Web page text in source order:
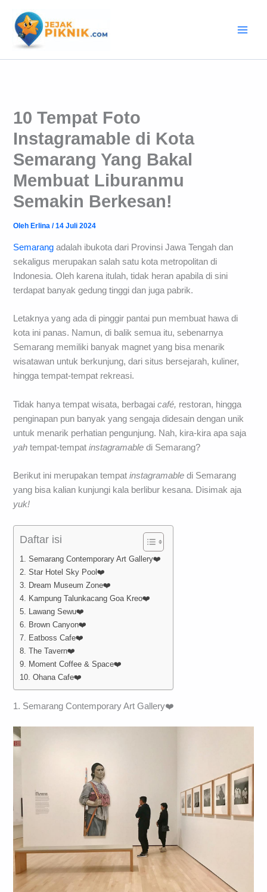
konten
10 Tempat Foto
Instagramable di Kota
Semarang Yang Bakal
Membuat Liburanmu
Semakin Berkesan!
Oleh Erlina/14 Juli 2024
Semarang adalah ibukota dari Provinsi Jawa Tengah dan
sekaligus merupakan salah satu kota metropolitan di
Indonesia. Oleh karena itulah, tidak heran apabila di sini
terdapat banyak gedung tinggi dan juga pabrik.
Letaknya yang ada di pinggir pantai pun membuat hawa di
kota ini panas. Namun, di balik semua itu, sebenarnya
Semarang memiliki banyak magnet yang bisa menarik
wisatawan untuk berkunjung, dari situs bersejarah, kuliner,
hingga tempat-tempat rekreasi.
Tidak hanya tempat wisata, berbagaicafé, restoran, hingga
penginapan pun banyak yang sengaja didesain dengan unik
untuk menarik perhatian pengunjung. Nah, kira-kira apa saja
yah tempat-tempatinstagramable di Semarang?
Berikut ini merupakan tempatinstagramable di Semarang
yang bisa kalian kunjungi kala berlibur kesana. Disimak aja
yuk!
Daftar isi
1. Semarang Contemporary Art Gallery❤️
2. Star Hotel Sky Pool❤️
3. Dream Museum Zone❤️
4. Kampung Talunkacang Goa Kreo❤️
5. Lawang Sewu❤️
6. Brown Canyon❤️
7. Eatboss Cafe❤️
8. The Tavern❤️
9. Moment Coffee & Space❤️
10. Ohana Cafe❤️
1. Semarang Contemporary Art Gallery❤️